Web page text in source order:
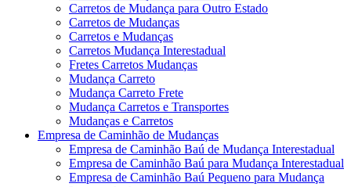
Carretos de Mudança para Outro Estado
Carretos de Mudanças
Carretos e Mudanças
Carretos Mudança Interestadual
Fretes Carretos Mudanças
Mudança Carreto
Mudança Carreto Frete
Mudança Carretos e Transportes
Mudanças e Carretos
Empresa de Caminhão de Mudanças
Empresa de Caminhão Baú de Mudança Interestadual
Empresa de Caminhão Baú para Mudança Interestadual
Empresa de Caminhão Baú Pequeno para Mudança